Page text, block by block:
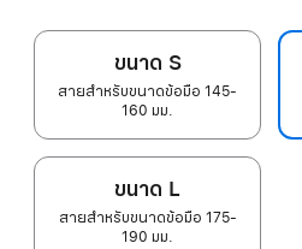
ขนาด S
สายสำหรับขนาดข้อมือ 145-
160 มม.
ขนาด L
สายสำหรับขนาดข้อมือ 175-
190 มม.